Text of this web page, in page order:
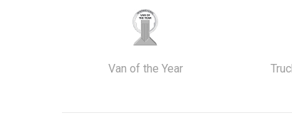
Van of the Year